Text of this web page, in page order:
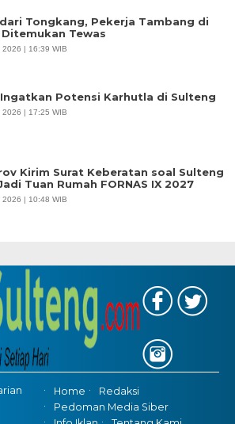
Tongkang, Pekerja Tambang di
Tewas
2026 | 16:39 WIB
Ingatkan Potensi Karhutla di Sulteng
2026 | 17:25 WIB
Kirim Surat Keberatan soal Sulteng
Tuan Rumah FORNAS IX 2027
2026 | 10:48 WIB
Home
Redaksi
Pedoman Media Siber